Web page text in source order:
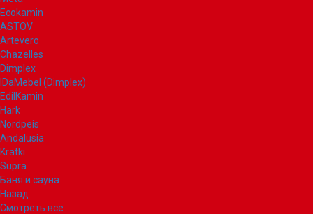
Ecokamin
ASTOV
Artevero
Chazelles
Dimplex
IDaMebel (Dimplex)
EdilKamin
Hark
Nordpeis
Andalusia
Kratki
Supra
Баня и сауна
Назад
Смотреть все